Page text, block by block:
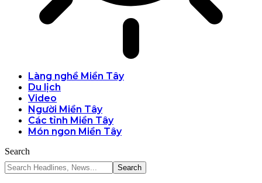
Làng nghề Miền Tây
Du lịch
Video
Người Miền Tây
Các tỉnh Miền Tây
Món ngon Miền Tây
Search